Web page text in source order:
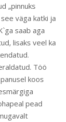
„pinnuks
väga katki ja
saab aga
lisaks veel ka
Töö
koos
pead